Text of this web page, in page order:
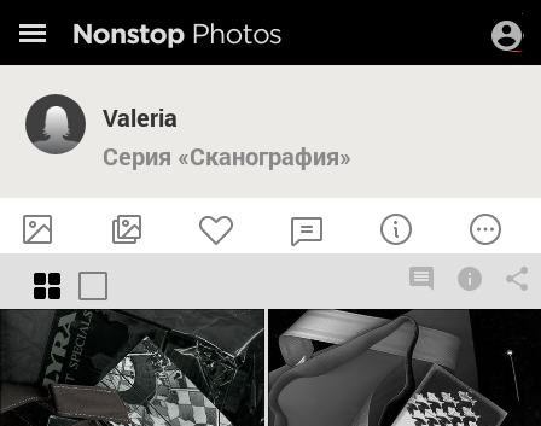
Valeria
Серия «Сканография»